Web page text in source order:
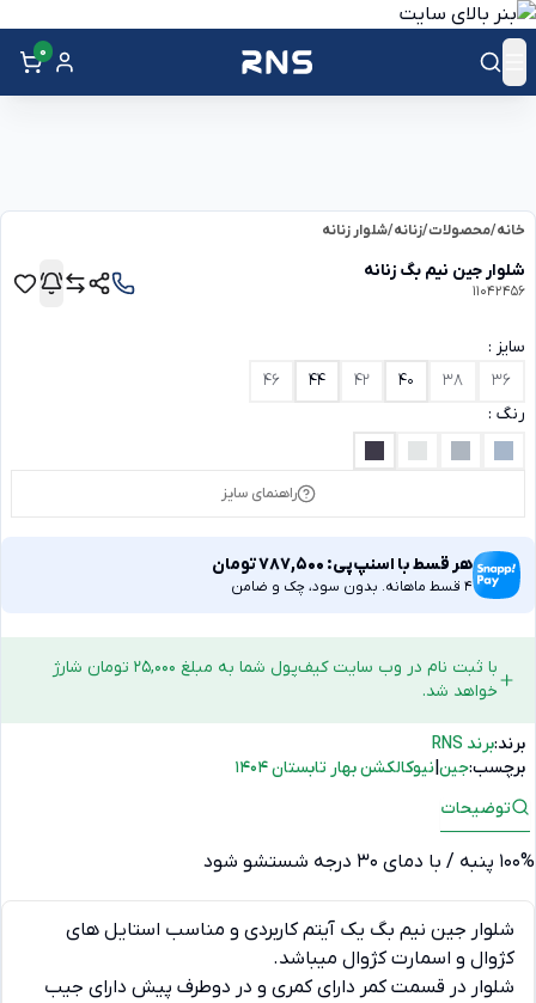
0
خانه/محصولات/زنانه/شلوار زنانه
شلوار جین نیم بگ زنانه
11042456
سایز :
36
38
40
42
44
46
رنگ :
راهنمای سایز
هر قسط با اسنپ‌پی: 787,500تومان
4 قسط ماهانه. بدون سود، چک و ضامن
با ثبت نام در وب سایت کیف‌پول شما به مبلغ 25,000 تومان شارژ
خواهد شد.
برند:برند RNS
برچسب:جین نیوکالکشن بهار تابستان 1404
توضیحات
100% پنبه / با دمای 30 درجه شستشو شود
شلوار جین نیم بگ یک آیتم کاربردی و مناسب استایل های
کژوال و اسمارت کژوال میباشد.
شلوار در قسمت کمر دارای کمری و در دوطرف پیش دارای جیب